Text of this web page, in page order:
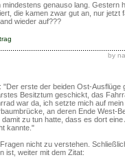
genauso lang. Gestern
die kamen zwar gut an, nur jetzt
wieder auf???
by
erste der beiden Ost-Ausflüge
Besitztum geschickt, das
war da, ich setzte mich auf
an deren Ende West-
zu tun hatte, dass es dort eine
kannte."
nicht zu verstehen.
ist, weiter mit dem Zitat: